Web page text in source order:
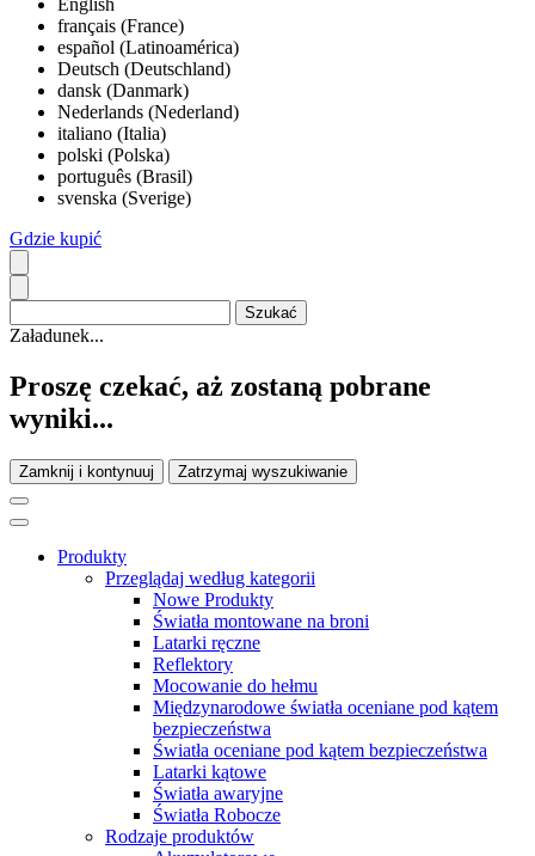
English
français (France)
español (Latinoamérica)
Deutsch (Deutschland)
dansk (Danmark)
Nederlands (Nederland)
italiano (Italia)
polski (Polska)
português (Brasil)
svenska (Sverige)
Gdzie kupić
Załadunek...
Proszę czekać, aż zostaną pobrane
wyniki...
Zamknij i kontynuuj Zatrzymaj wyszukiwanie
Produkty
Przeglądaj według kategorii
Nowe Produkty
Światła montowane na broni
Latarki ręczne
Reflektory
Mocowanie do hełmu
Międzynarodowe światła oceniane pod kątem
bezpieczeństwa
Światła oceniane pod kątem bezpieczeństwa
Latarki kątowe
Światła awaryjne
Światła Robocze
Rodzaje produktów